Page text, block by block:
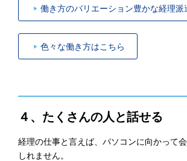
働き方のバリエーション豊かな経理派
色々な働き方はこちら
４、たくさんの人と話せる
経理の仕事と言えば、パソコンに向かって
しれません。